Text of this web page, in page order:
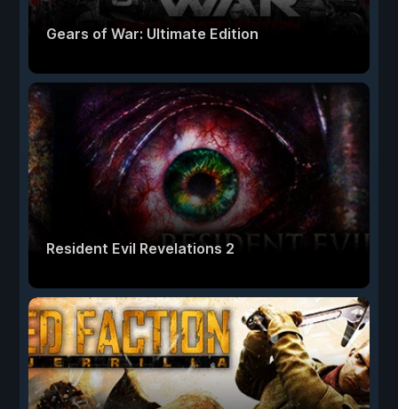
Gears of War: Ultimate Edition
Resident Evil Revelations 2